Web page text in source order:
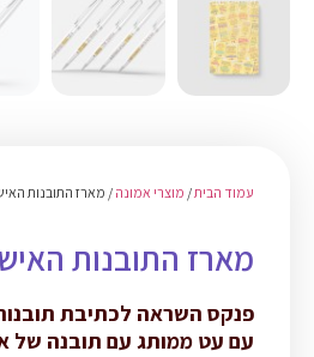
עמוד הבית/ מוצרי אמונה / מארז התובנות
מארז התובנות
פנקס השראה לכתיבת
עם עט ממותג עם תובנה של